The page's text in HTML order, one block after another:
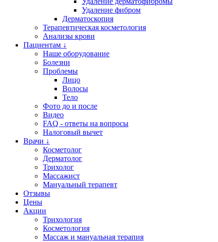
Удаление фибром
Дерматоскопия
Терапевтическая косметология
Анализы крови
Пациентам ↓
Наше оборудование
Болезни
Проблемы
Лицо
Волосы
Тело
Фото до и после
Видео
FAQ - ответы на вопросы
Налоговый вычет
Врачи ↓
Косметолог
Дерматолог
Трихолог
Массажист
Мануальный терапевт
Отзывы
Цены
Акции
Трихология
Косметология
Массаж и мануальная терапия